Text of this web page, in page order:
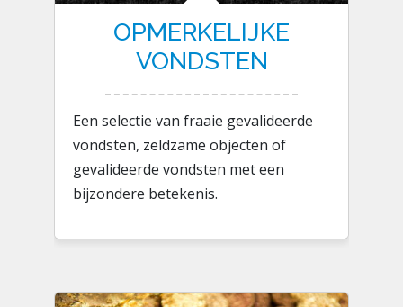
OPMERKELIJKE
VONDSTEN
Een selectie van fraaie gevalideerde
vondsten, zeldzame objecten of
gevalideerde vondsten met een
bijzondere betekenis.